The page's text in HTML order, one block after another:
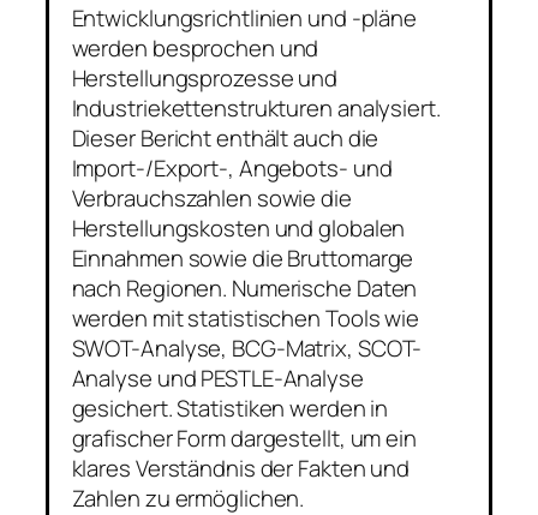
Entwicklungsrichtlinien und -pläne
werden besprochen und
Herstellungsprozesse und
Industriekettenstrukturen analysiert.
Dieser Bericht enthält auch die
Import-/Export-, Angebots- und
Verbrauchszahlen sowie die
Herstellungskosten und globalen
Einnahmen sowie die Bruttomarge
nach Regionen. Numerische Daten
werden mit statistischen Tools wie
SWOT-Analyse, BCG-Matrix, SCOT-
Analyse und PESTLE-Analyse
gesichert. Statistiken werden in
grafischer Form dargestellt, um ein
klares Verständnis der Fakten und
Zahlen zu ermöglichen.